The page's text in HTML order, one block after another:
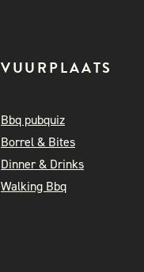
VUURPLAATS
Bbq pubquiz
Borrel & Bites
Dinner & Drinks
Walking Bbq